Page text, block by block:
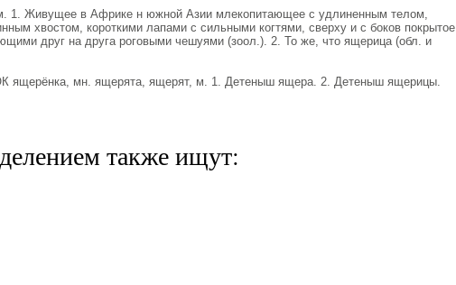
Живущее в Африке н южной Азии млекопитающее с удлиненным телом,
хвостом, короткими лапами с сильными когтями, сверху и с боков покрытое
друг на друга роговыми чешуями (зоол.). 2. То же, что ящерица (обл. и
мн. ящерята, ящерят, м. 1. Детеныш ящера. 2. Детеныш ящерицы.
также ищут: